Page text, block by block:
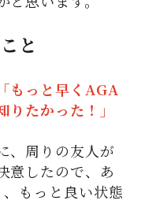
と
「もっと早くAGA
たかった！」
、周りの友人が
意したので、あ
もっと良い状態